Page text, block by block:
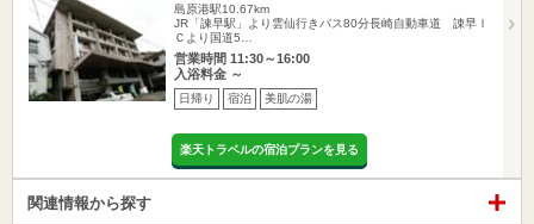
島原港駅10.67km
JR「諫早駅」より雲仙行きバス80分長崎自動車道 諌早Ｉ
Ｃより国道5…
営業時間 11:30～16:00
入浴料金 ～
日帰り 宿泊 美肌の湯
楽天トラベルの宿泊プランを見る
関連情報から探す